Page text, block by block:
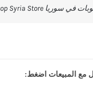
مع المبيعات اضغط: